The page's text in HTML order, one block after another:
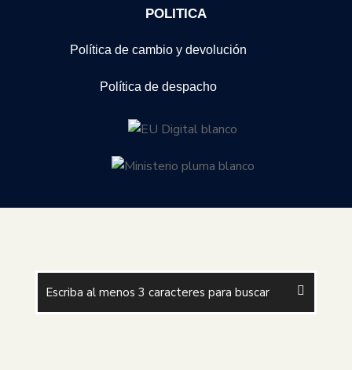
POLITICA
Política de cambio y devolución
Política de despacho